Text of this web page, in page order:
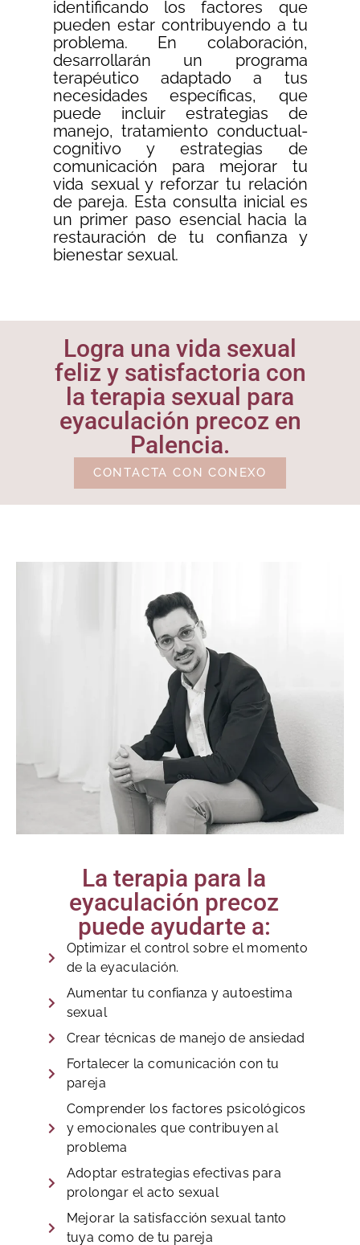
identificando los factores que
pueden estar contribuyendo a tu
problema. En colaboración,
desarrollarán un programa
terapéutico adaptado a tus
necesidades específicas, que
puede incluir estrategias de
manejo, tratamiento conductual-
cognitivo y estrategias de
comunicación para mejorar tu
vida sexual y reforzar tu relación
de pareja. Esta consulta inicial es
un primer paso esencial hacia la
restauración de tu confianza y
bienestar sexual.
Logra una vida sexual
feliz y satisfactoria con
la terapia sexual para
eyaculación precoz en
Palencia.
CONTACTA CON CONEXO
La terapia para la
eyaculación precoz
puede ayudarte a:
Optimizar el control sobre el momento
de la eyaculación.
Aumentar tu confianza y autoestima
sexual
Crear técnicas de manejo de ansiedad
Fortalecer la comunicación con tu
pareja
Comprender los factores psicológicos
y emocionales que contribuyen al
problema
Adoptar estrategias efectivas para
prolongar el acto sexual
Mejorar la satisfacción sexual tanto
tuya como de tu pareja